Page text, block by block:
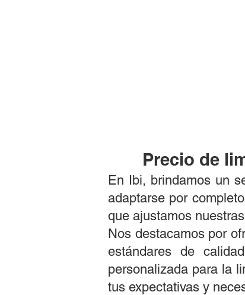
Precio de
En Ibi, brindamos un
adaptarse por
que ajustamos
Nos destacamos por
estándares de
personalizada para la
tus expectativas y